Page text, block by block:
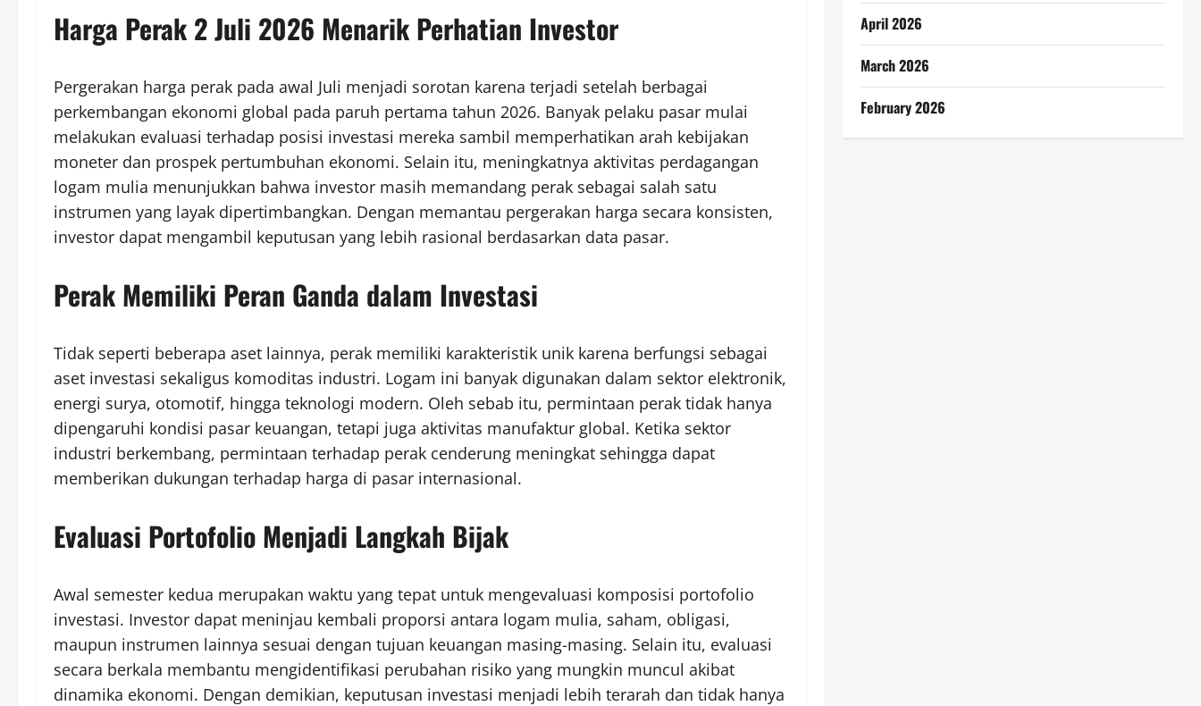
Harga Perak 2 Juli 2026 Menarik Perhatian Investor
Pergerakan harga perak pada awal Juli menjadi sorotan karena terjadi setelah berbagai
perkembangan ekonomi global pada paruh pertama tahun 2026. Banyak pelaku pasar mulai
melakukan evaluasi terhadap posisi investasi mereka sambil memperhatikan arah kebijakan
moneter dan prospek pertumbuhan ekonomi. Selain itu, meningkatnya aktivitas perdagangan
logam mulia menunjukkan bahwa investor masih memandang perak sebagai salah satu
instrumen yang layak dipertimbangkan. Dengan memantau pergerakan harga secara konsisten,
investor dapat mengambil keputusan yang lebih rasional berdasarkan data pasar.
Perak Memiliki Peran Ganda dalam Investasi
Tidak seperti beberapa aset lainnya, perak memiliki karakteristik unik karena berfungsi sebagai
aset investasi sekaligus komoditas industri. Logam ini banyak digunakan dalam sektor elektronik,
energi surya, otomotif, hingga teknologi modern. Oleh sebab itu, permintaan perak tidak hanya
dipengaruhi kondisi pasar keuangan, tetapi juga aktivitas manufaktur global. Ketika sektor
industri berkembang, permintaan terhadap perak cenderung meningkat sehingga dapat
memberikan dukungan terhadap harga di pasar internasional.
Evaluasi Portofolio Menjadi Langkah Bijak
Awal semester kedua merupakan waktu yang tepat untuk mengevaluasi komposisi portofolio
investasi. Investor dapat meninjau kembali proporsi antara logam mulia, saham, obligasi,
maupun instrumen lainnya sesuai dengan tujuan keuangan masing-masing. Selain itu, evaluasi
secara berkala membantu mengidentifikasi perubahan risiko yang mungkin muncul akibat
dinamika ekonomi. Dengan demikian, keputusan investasi menjadi lebih terarah dan tidak hanya
April 2026
March 2026
February 2026